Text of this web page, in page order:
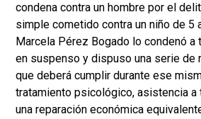
condena contra un hombre por el
simple cometido contra un niño de 5
Marcela Pérez Bogado lo condenó
en suspenso y dispuso una serie de
que deberá cumplir durante ese
tratamiento psicológico, asistencia
una reparación económica